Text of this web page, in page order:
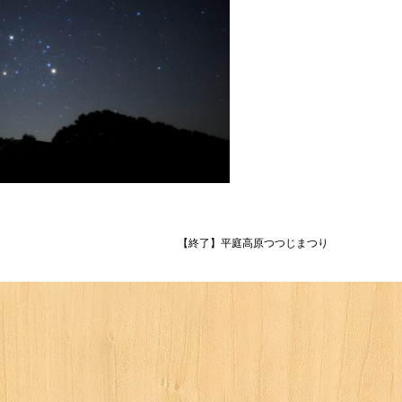
【終了】平庭高原つつじまつり